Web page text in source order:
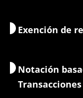
Alojamientos
Guías-intérpretes
Cambio de
Información de
Exención de
Notación